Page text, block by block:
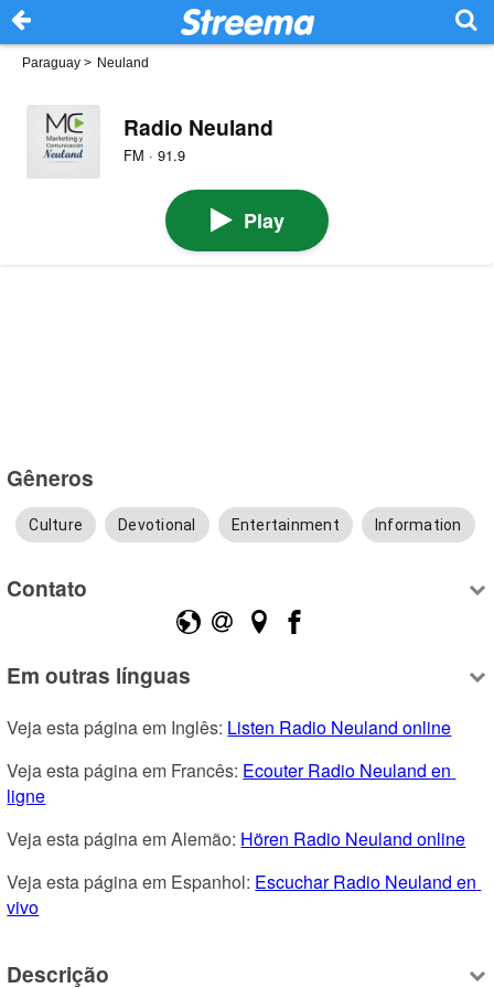
Paraguay > Neuland
Radio Neuland
FM · 91.9
Play
Gêneros
Culture Devotional Entertainment Information
Contato
Em outras línguas
Veja esta página em Inglês: Listen Radio Neuland online
Veja esta página em Francês: Ecouter Radio Neuland en
ligne
Veja esta página em Alemão: Hören Radio Neuland online
Veja esta página em Espanhol: Escuchar Radio Neuland en
vivo
Descrição